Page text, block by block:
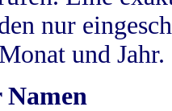
nur
und Jahr.
Namen